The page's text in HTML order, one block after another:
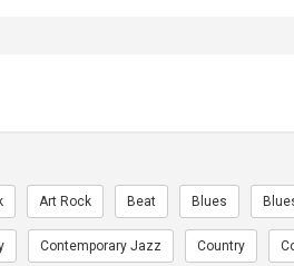
Art Rock Beat Blues
Contemporary Jazz Country